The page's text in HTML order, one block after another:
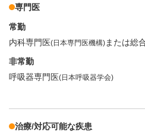
専門医
常勤
内科専門医(日本専門医機構)または総
非常勤
呼吸器専門医(日本呼吸器学会)
治療/対応可能な疾患